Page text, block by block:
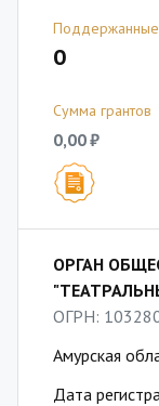
Поддержанные
0
Сумма грантов
0,00 ₽
ОРГАН
ОГРН:
Амурская
Дата